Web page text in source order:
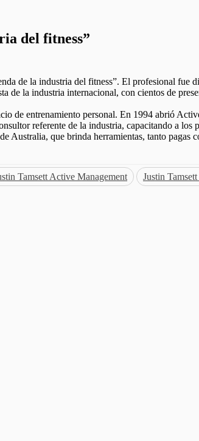
del fitness”
de la industria del fitness”. El profesional fue
de la industria internacional, con cientos de
de entrenamiento personal. En 1994 abrió
referente de la industria, capacitando a
que brinda herramientas, tanto pagas
Tamsett Active Management Justin